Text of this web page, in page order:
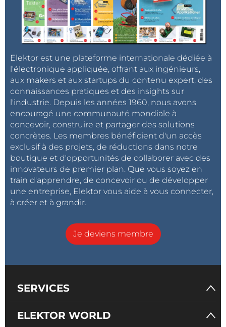
Elektor est une plateforme internationale dédiée à
l'électronique appliquée, offrant aux ingénieurs,
aux makers et aux startups du contenu expert, des
connaissances pratiques et des insights sur
l'industrie. Depuis les années 1960, nous avons
encouragé une communauté mondiale à
concevoir, construire et partager des solutions
concrètes. Les membres bénéficient d'un accès
exclusif à des projets, de réductions dans notre
boutique et d'opportunités de collaborer avec des
innovateurs de premier plan. Que vous soyez en
train d'apprendre, de concevoir ou de développer
une entreprise, Elektor vous aide à vous connecter,
à créer et à grandir.
Je deviens membre
SERVICES
ELEKTOR WORLD